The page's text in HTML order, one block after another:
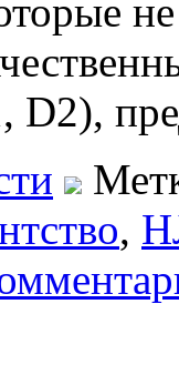
D2),
,